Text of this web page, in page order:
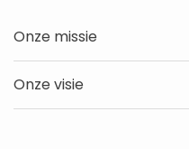
Onze missie
Onze visie